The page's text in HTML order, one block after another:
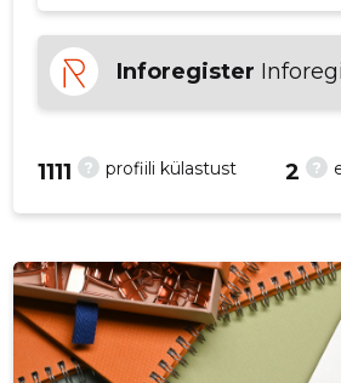
Inforegister
? profiili külastust
1111 ?
2